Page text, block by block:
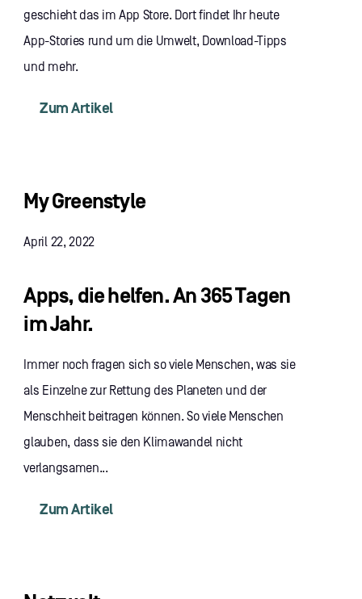
geschieht das im App Store. Dort findet Ihr heute
App-Stories rund um die Umwelt, Download-Tipps
und mehr.
Zum Artikel
My Greenstyle
April 22, 2022
Apps, die helfen. An 365 Tagen
im Jahr.
Immer noch fragen sich so viele Menschen, was sie
als Einzelne zur Rettung des Planeten und der
Menschheit beitragen können. So viele Menschen
glauben, dass sie den Klimawandel nicht
verlangsamen...
Zum Artikel